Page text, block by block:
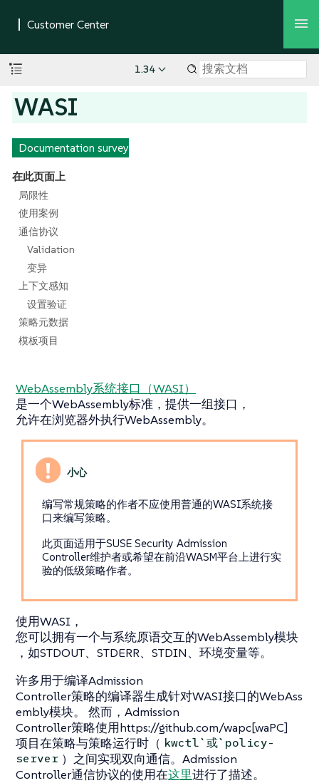
1.34
WASI
Documentation survey
在此页面上
局限性
使用案例
通信协议
Validation
变异
上下文感知
设置验证
策略元数据
模板项目
WebAssembly系统接口（WASI）
是一个WebAssembly标准，提供一组接口，
允许在浏览器外执行WebAssembly。
编写常规策略的作者不应使用普通的WASI系统接
口来编写策略。
此页面适用于SUSE Security Admission
Controller维护者或希望在前沿WASM平台上进行实
验的低级策略作者。
使用WASI，
您可以拥有一个与系统原语交互的WebAssembly模块
，如STDOUT、STDERR、STDIN、环境变量等。
许多用于编译Admission
Controller策略的编译器生成针对WASI接口的WebAss
embly模块。 然而，Admission
Controller策略使用https://github.com/wapc[waPC]
项目在策略与策略运行时（ kwctl`或`policy-
server ）之间实现双向通信。Admission
Controller通信协议的使用在这里进行了描述。